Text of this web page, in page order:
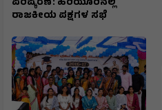
ಪರಿಷ್ಕರಣೆ: ಹಿರಿಯೂರಿನಲ್ಲಿ
ರಾಜಕೀಯ ಪಕ್ಷಗಳ ಸಭೆ